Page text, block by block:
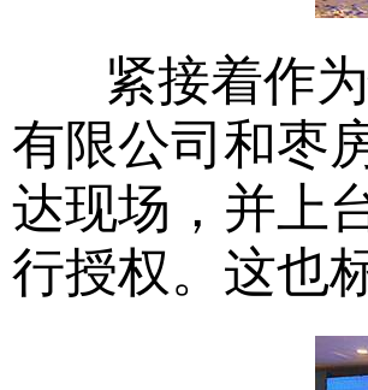
紧接着作为
有限公司和枣
达现场，并上
行授权。这也